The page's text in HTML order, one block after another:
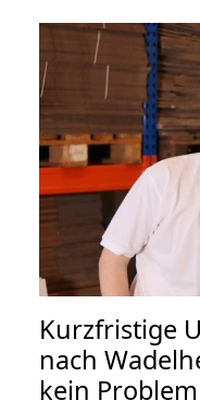
Kurzfristige
nach
kein